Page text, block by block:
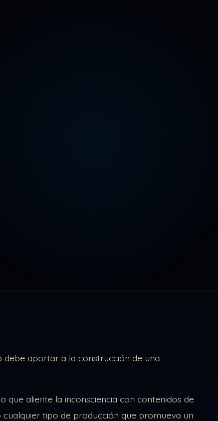
aportar a la construcción de una
que aliente la inconsciencia con contenidos de
tipo de producción que promueva un